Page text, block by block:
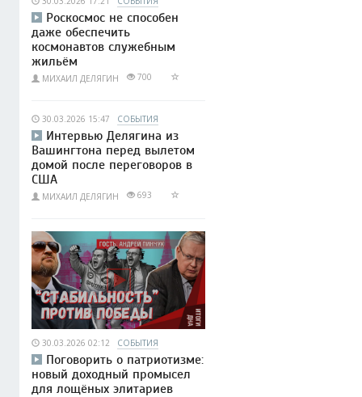
Роскосмос не способен
даже обеспечить
космонавтов служебным
жильём
МИХАИЛ ДЕЛЯГИН 700
30.03.2026 15:47 СОБЫТИЯ
Интервью Делягина из
Вашингтона перед вылетом
домой после переговоров в
США
МИХАИЛ ДЕЛЯГИН 693
30.03.2026 02:12 СОБЫТИЯ
Поговорить о патриотизме:
новый доходный промысел
для лощёных элитариев